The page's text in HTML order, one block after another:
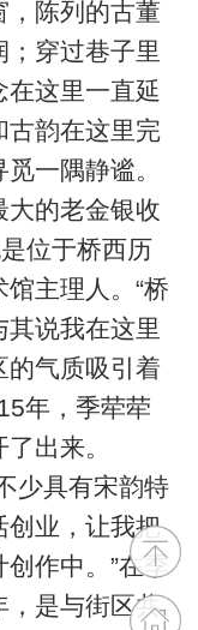
，陈列的古董
穿过巷子里
这里一直延
韵在这里完
一隅静谧。
大的老金银收
位于桥西历
主理人。“桥
说我在这里
的气质吸引着
年，季荦荦
出来。
少具有宋韵特
创业，让我把
作中。”在季
，是与街区共